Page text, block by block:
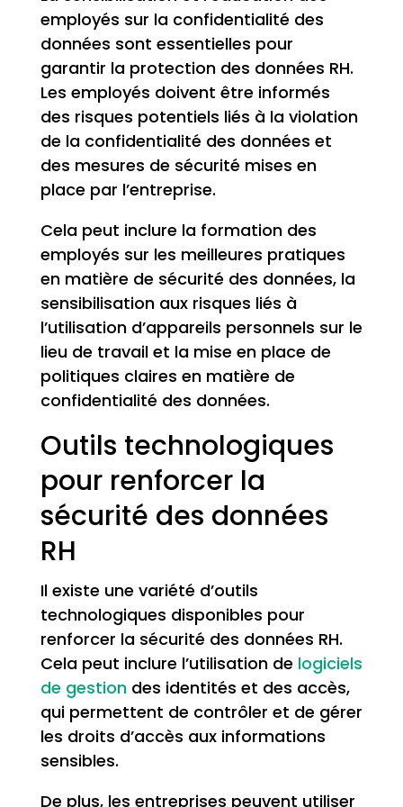
employés sur la confidentialité des
données sont essentielles pour
garantir la protection des données RH.
Les employés doivent être informés
des risques potentiels liés à la violation
de la confidentialité des données et
des mesures de sécurité mises en
place par l’entreprise.
Cela peut inclure la formation des
employés sur les meilleures pratiques
en matière de sécurité des données, la
sensibilisation aux risques liés à
l’utilisation d’appareils personnels sur le
lieu de travail et la mise en place de
politiques claires en matière de
confidentialité des données.
Outils technologiques
pour renforcer la
sécurité des données
RH
Il existe une variété d’outils
technologiques disponibles pour
renforcer la sécurité des données RH.
Cela peut inclure l’utilisation de logiciels
de gestiondes identités et des accès,
qui permettent de contrôler et de gérer
les droits d’accès aux informations
sensibles.
De plus, les entreprises peuvent utiliser